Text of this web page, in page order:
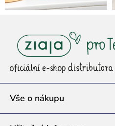
t
Vše o nákupu